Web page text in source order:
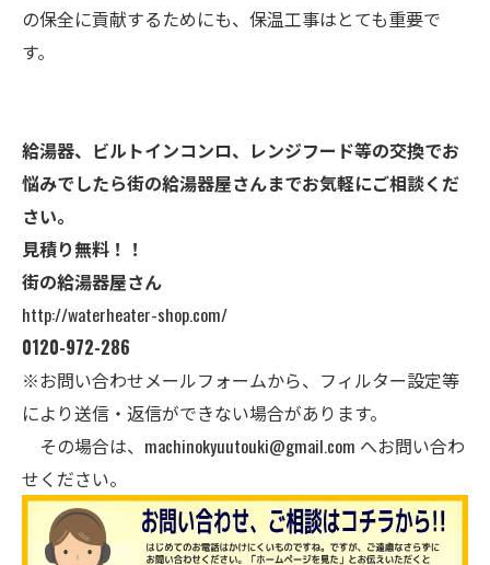
の保全に貢献するためにも、保温工事はとても重要で
す。
給湯器、ビルトインコンロ、レンジフード等の交換でお
悩みでしたら街の給湯器屋さんまでお気軽にご相談くだ
さい。
見積り無料！！
街の給湯器屋さん
http://waterheater-shop.com/
0120-972-286
※お問い合わせメールフォームから、フィルター設定等
により送信・返信ができない場合があります。
その場合は、 machinokyuutouki@gmail.com へお問い合わ
せください。